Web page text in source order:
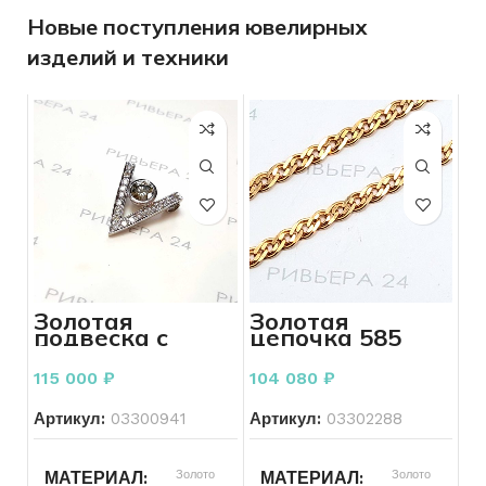
Новые поступления ювелирных
изделий и техники
Золотая
подвеска с
бриллиантами
1,05 карат 585
пробы 3.03
115 000 ₽
Артикул: 03300941
МАТЕРИАЛ Золото
Золотая
цепочка 585
пробы 13.01
грамм
104 080 ₽
Артикул: 03302288
МАТЕРИАЛ Золото